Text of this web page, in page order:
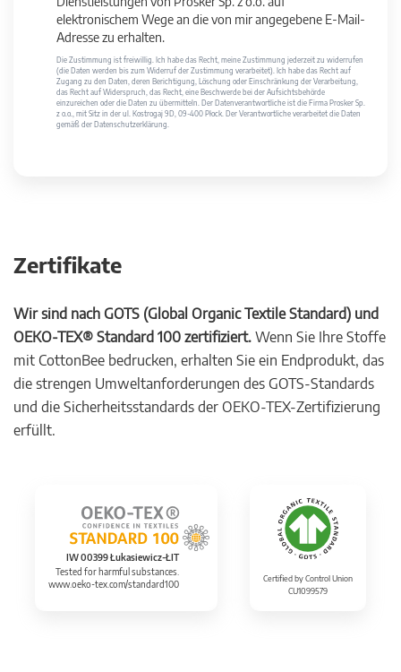
elektronischem Wege an die von mir angegebene E-Mail-
Adresse zu erhalten.
Die Zustimmung ist freiwillig. Ich habe das Recht, meine Zustimmung jederzeit zu widerrufen
(die Daten werden bis zum Widerruf der Zustimmung verarbeitet). Ich habe das Recht auf
Zugang zu den Daten, deren Berichtigung, Löschung oder Einschränkung der Verarbeitung,
das Recht auf Widerspruch, das Recht, eine Beschwerde bei der Aufsichtsbehörde
einzureichen oder die Daten zu übermitteln. Der Datenverantwortliche ist die Firma Prosker Sp.
z o.o., mit Sitz in der ul. Kostrogaj 9D, 09-400 Płock. Der Verantwortliche verarbeitet die Daten
gemäß der Datenschutzerklärung.
Zertifikate
Wir sind nach GOTS (Global Organic Textile Standard) und
OEKO-TEX® Standard 100 zertifiziert. Wenn Sie Ihre Stoffe
mit CottonBee bedrucken, erhalten Sie ein Endprodukt, das
die strengen Umweltanforderungen des GOTS-Standards
und die Sicherheitsstandards der OEKO-TEX-Zertifizierung
erfüllt.
IW 00399 Łukasiewicz-ŁIT
Tested for harmful substances.
www.oeko-tex.com/standard100
Certified by Control Union
CU1099579